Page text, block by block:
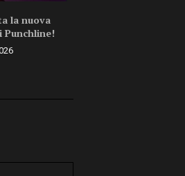
la nuova
Punchline!